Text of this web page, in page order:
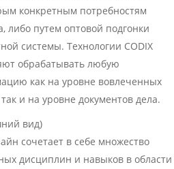
конкретным потребностям
либо путем оптовой подгонки
системы. Технологии CODIX
обрабатывать любую
как на уровне вовлеченных
и на уровне документов дела.
вид)
сочетает в себе множество
дисциплин и навыков в области